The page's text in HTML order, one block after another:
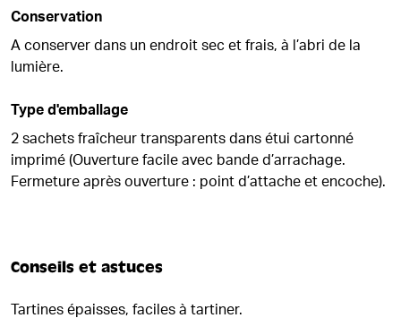
Conservation
A conserver dans un endroit sec et frais, à l’abri de la
lumière.
Type d'emballage
2 sachets fraîcheur transparents dans étui cartonné
imprimé (Ouverture facile avec bande d’arrachage.
Fermeture après ouverture : point d’attache et encoche).
Conseils et astuces
Tartines épaisses, faciles à tartiner.